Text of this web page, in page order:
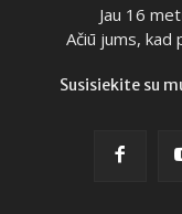
Jau 16
Ačiū jums, kad
Susisiekite su